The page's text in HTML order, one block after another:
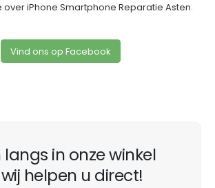
iPhone Smartphone Reparatie Asten.
Vind ons op Facebook
langs in onze winkel
helpen u direct!